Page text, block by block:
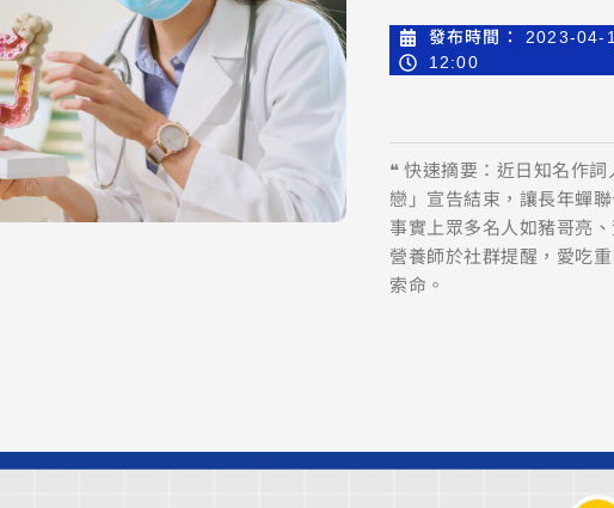
發布時間：
2023-04-
12:00
❝ 快速摘要：近日知名作
戀」宣告結束，讓長年蟬
事實上眾多名人如豬哥亮
營養師於社群提醒，愛吃
索命。